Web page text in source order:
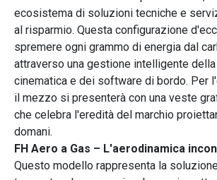
ecosistema di soluzioni tecniche e
al risparmio. Questa configurazione
spremere ogni grammo di energia dal
attraverso una gestione intelligente
cinematica e dei software di bordo. Per
il mezzo si presenterà con una veste
che celebra l'eredità del marchio
domani.
FH Aero a Gas – L'aerodinamica
Questo modello rappresenta la